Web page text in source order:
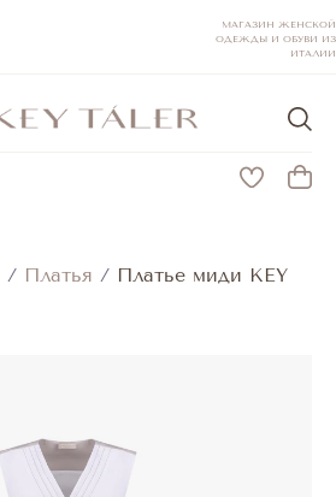
МАГАЗИН ЖЕНСКОЙ
ОДЕЖДЫ И ОБУВИ ИЗ
ИТАЛИИ
/ Платья / Платье миди KEY